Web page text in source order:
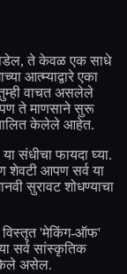
ते केवळ एक साधे
आत्म्याद्वारे एका
वाचत असलेले
ते माणसाने सुरू
केलेले आहेत.
संधीचा फायदा घ्या.
शेवटी आपण सर्व या
सुरावट शोधण्याचा
विस्तृत 'मेकिंग-ऑफ'
सर्व सांस्कृतिक
केले असेल.